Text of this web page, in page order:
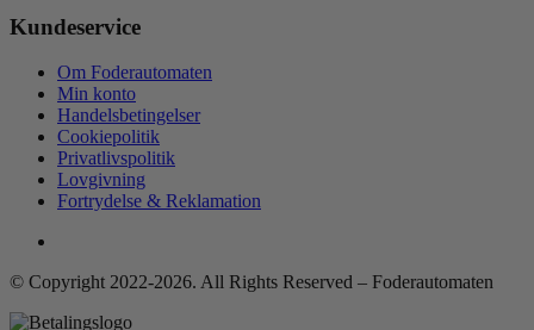
Kundeservice
Om Foderautomaten
Min konto
Handelsbetingelser
Cookiepolitik
Privatlivspolitik
Lovgivning
Fortrydelse & Reklamation
© Copyright 2022-2026. All Rights Reserved – Foderautomaten